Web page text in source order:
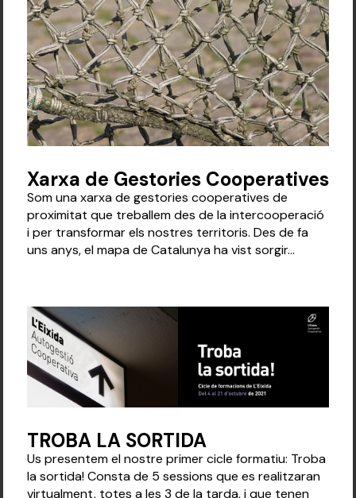
Xarxa de Gestories Cooperatives
Som una xarxa de gestories cooperatives de
proximitat que treballem des de la intercooperació
i per transformar els nostres territoris. Des de fa
uns anys, el mapa de Catalunya ha vist sorgir...
TROBA LA SORTIDA
Us presentem el nostre primer cicle formatiu: Troba
la sortida! Consta de 5 sessions que es realitzaran
virtualment, totes a les 3 de la tarda, i que tenen